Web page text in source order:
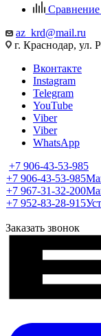
Сравнение
az_krd@mail.ru
г. Краснодар, ул.
Вконтакте
Instagram
Telegram
YouTube
Viber
Viber
WhatsApp
+7 906-43-53-985
+7 906-43-53-985
+7 967-31-32-200
+7 952-83-28-915
Заказать звонок